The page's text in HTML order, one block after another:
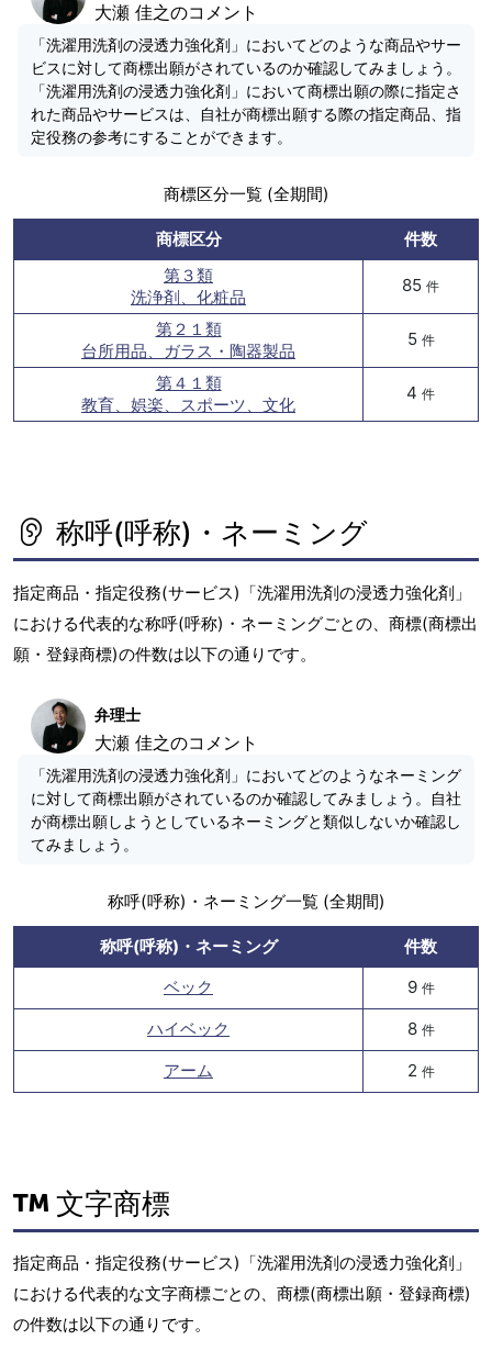
大瀬 佳之のコメント
「洗濯用洗剤の浸透力強化剤」においてどのような商品やサー
ビスに対して商標出願がされているのか確認してみましょう。
「洗濯用洗剤の浸透力強化剤」において商標出願の際に指定さ
れた商品やサービスは、自社が商標出願する際の指定商品、指
定役務の参考にすることができます。
商標区分一覧 (全期間)
商標区分
件数
第３類
洗浄剤、化粧品
85 件
第２１類
台所用品、ガラス・陶器製品
5 件
第４１類
教育、娯楽、スポーツ、文化
4 件
称呼(呼称)・ネーミング
指定商品・指定役務(サービス)「洗濯用洗剤の浸透力強化剤」
における代表的な称呼(呼称)・ネーミングごとの、商標(商標出
願・登録商標)の件数は以下の通りです。
弁理士
大瀬 佳之のコメント
「洗濯用洗剤の浸透力強化剤」においてどのようなネーミング
に対して商標出願がされているのか確認してみましょう。自社
が商標出願しようとしているネーミングと類似しないか確認し
てみましょう。
称呼(呼称)・ネーミング一覧 (全期間)
称呼(呼称)・ネーミング
件数
ベック
9 件
ハイベック 8 件
アーム 2 件
文字商標
指定商品・指定役務(サービス)「洗濯用洗剤の浸透力強化剤」
における代表的な文字商標ごとの、商標(商標出願・登録商標)
の件数は以下の通りです。